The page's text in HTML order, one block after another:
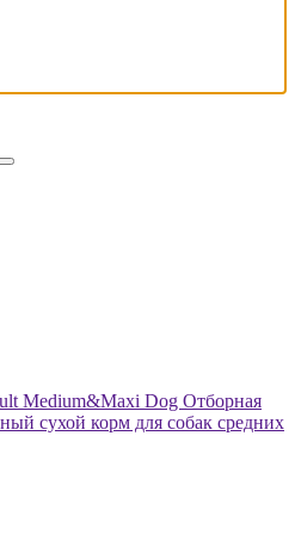
Medium&Maxi Dog Отборная
сухой корм для собак cредних